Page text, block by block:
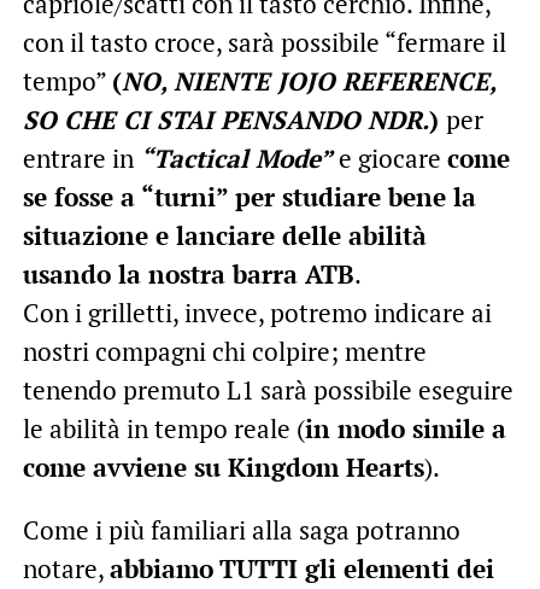
con il tasto croce, sarà possibile “fermare il
tempo” (NO, NIENTE JOJO REFERENCE,
SO CHE CI STAI PENSANDO NDR.) per
entrare in “Tactical Mode”e giocare come
se fosse a “turni” per studiare bene la
situazione e lanciare delle abilità
usando la nostra barra ATB.
Con i grilletti, invece, potremo indicare ai
nostri compagni chi colpire; mentre
tenendo premuto L1 sarà possibile eseguire
le abilità in tempo reale (in modo simile a
come avviene su Kingdom Hearts).
Come i più familiari alla saga potranno
notare,abbiamoTUTTI gli elementi dei